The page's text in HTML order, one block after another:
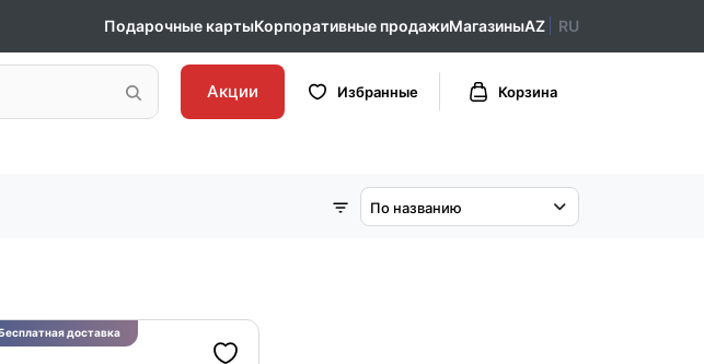
Подарочные картыКорпоративные продажиМагазиныAZ RU
Акции Избранные Корзина
По названию
доставка